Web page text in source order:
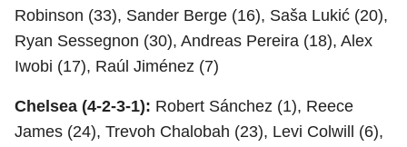
Robinson (33), Sander Berge (16), Saša Lukić (20),
Ryan Sessegnon (30), Andreas Pereira (18), Alex
Iwobi (17), Raúl Jiménez (7)
Chelsea (4-2-3-1): Robert Sánchez (1), Reece
James (24), Trevoh Chalobah (23), Levi Colwill (6),